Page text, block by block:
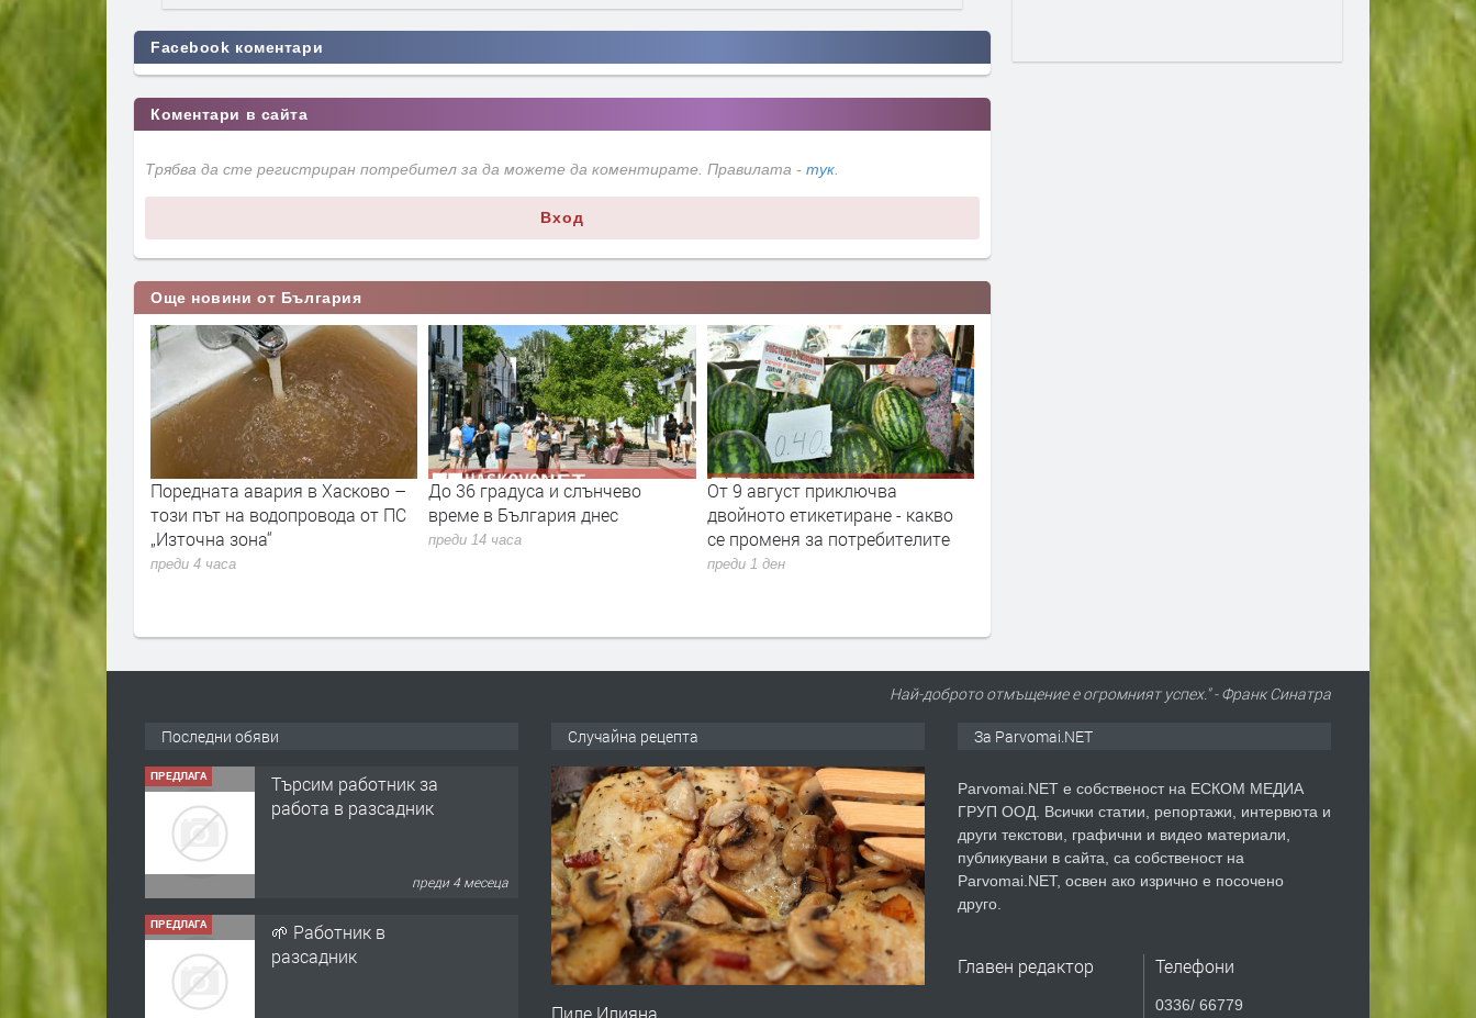
Facebook коментари
Коментари в сайта
Трябва да сте регистриран потребител за да можете да коментирате. Правилата - тук.
Вход
Още новини от България
в Хасково –
от ПС
До 36 градуса и слънчево
време в България днес
преди 14 часа
От 9 август приключва
двойното етикетиране - какво
се променя за потребителите
Млад пилот напуска ВВС със
скандално обръщение към
Румен Радев и компания
преди 1 ден
Турция взима 33% от
проучванията за нефт и
българската зона на
море. Какво значи това
Най-доброто отмъщение е огромният успех." - Франк Синатра
Последни обяви
ПРЕДЛАГА
🌱 Работник в
разсадник
преди 4 месеца
ПРЕДЛАГА Търсим работничка
Случайна рецепта
Пиле Илияна
За Parvomai.NET
Parvomai.NET е собственост на ЕСКОМ МЕДИА
ГРУП ООД. Всички статии, репортажи, интервюта и
други текстови, графични и видео материали,
публикувани в сайта, са собственост на
Parvomai.NET, освен ако изрично е посочено
друго.
Главен редактор Телефони
0336/ 66779